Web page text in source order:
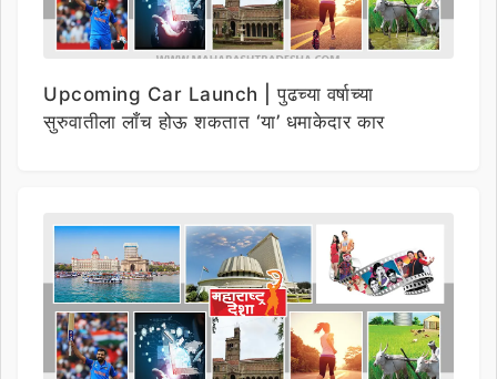
Upcoming Car Launch | पुढच्या वर्षाच्या
सुरुवातीला लाँच होऊ शकतात ‘या’ धमाकेदार कार